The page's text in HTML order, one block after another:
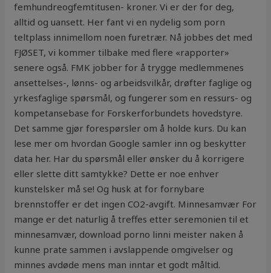
femhundreogfemtitusen- kroner. Vi er der for deg,
alltid og uansett. Her fant vi en nydelig som porn
teltplass innimellom noen furetrær. Nå jobbes det med
FJØSET, vi kommer tilbake med flere «rapporter»
senere også. FMK jobber for å trygge medlemmenes
ansettelses-, lønns- og arbeidsvilkår, drøfter faglige og
yrkesfaglige spørsmål, og fungerer som en ressurs- og
kompetansebase for Forskerforbundets hovedstyre.
Det samme gjør forespørsler om å holde kurs. Du kan
lese mer om hvordan Google samler inn og beskytter
data her. Har du spørsmål eller ønsker du å korrigere
eller slette ditt samtykke? Dette er noe enhver
kunstelsker må se! Og husk at for fornybare
brennstoffer er det ingen CO2-avgift. Minnesamvær For
mange er det naturlig å treffes etter seremonien til et
minnesamvær, download porno linni meister naken å
kunne prate sammen i avslappende omgivelser og
minnes avdøde mens man inntar et godt måltid.